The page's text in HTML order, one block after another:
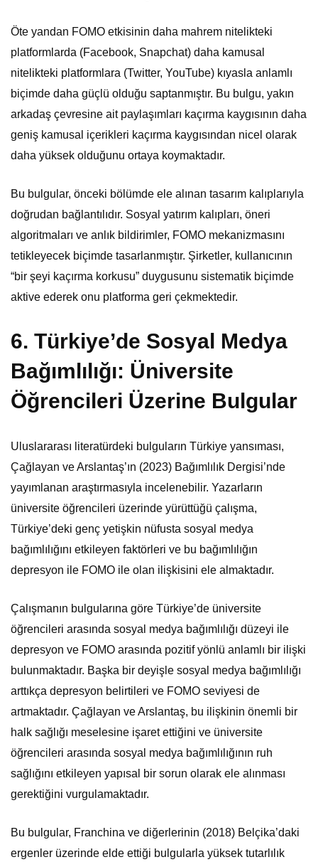
Öte yandan FOMO etkisinin daha mahrem nitelikteki
platformlarda (Facebook, Snapchat) daha kamusal
nitelikteki platformlara (Twitter, YouTube) kıyasla anlamlı
biçimde daha güçlü olduğu saptanmıştır. Bu bulgu, yakın
arkadaş çevresine ait paylaşımları kaçırma kaygısının daha
geniş kamusal içerikleri kaçırma kaygısından nicel olarak
daha yüksek olduğunu ortaya koymaktadır.
Bu bulgular, önceki bölümde ele alınan tasarım kalıplarıyla
doğrudan bağlantılıdır. Sosyal yatırım kalıpları, öneri
algoritmaları ve anlık bildirimler, FOMO mekanizmasını
tetikleyecek biçimde tasarlanmıştır. Şirketler, kullanıcının
“bir şeyi kaçırma korkusu” duygusunu sistematik biçimde
aktive ederek onu platforma geri çekmektedir.
6. Türkiye’de Sosyal Medya
Bağımlılığı: Üniversite
Öğrencileri Üzerine Bulgular
Uluslararası literatürdeki bulguların Türkiye yansıması,
Çağlayan ve Arslantaş’ın (2023) Bağımlılık Dergisi’nde
yayımlanan araştırmasıyla incelenebilir. Yazarların
üniversite öğrencileri üzerinde yürüttüğü çalışma,
Türkiye’deki genç yetişkin nüfusta sosyal medya
bağımlılığını etkileyen faktörleri ve bu bağımlılığın
depresyon ile FOMO ile olan ilişkisini ele almaktadır.
Çalışmanın bulgularına göre Türkiye’de üniversite
öğrencileri arasında sosyal medya bağımlılığı düzeyi ile
depresyon ve FOMO arasında pozitif yönlü anlamlı bir ilişki
bulunmaktadır. Başka bir deyişle sosyal medya bağımlılığı
arttıkça depresyon belirtileri ve FOMO seviyesi de
artmaktadır. Çağlayan ve Arslantaş, bu ilişkinin önemli bir
halk sağlığı meselesine işaret ettiğini ve üniversite
öğrencileri arasında sosyal medya bağımlılığının ruh
sağlığını etkileyen yapısal bir sorun olarak ele alınması
gerektiğini vurgulamaktadır.
Bu bulgular, Franchina ve diğerlerinin (2018) Belçika’daki
ergenler üzerinde elde ettiği bulgularla yüksek tutarlılık